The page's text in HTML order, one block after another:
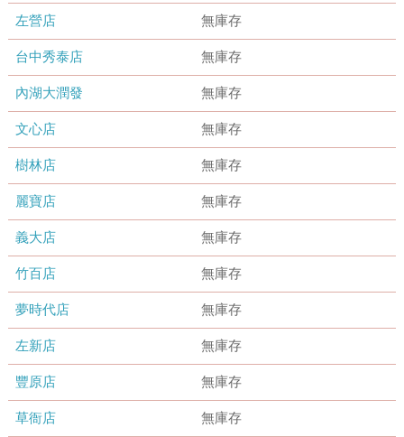
左營店 無庫存
台中秀泰店 無庫存
內湖大潤發 無庫存
文心店 無庫存
樹林店 無庫存
麗寶店 無庫存
義大店 無庫存
竹百店 無庫存
夢時代店 無庫存
左新店 無庫存
豐原店 無庫存
草衙店 無庫存